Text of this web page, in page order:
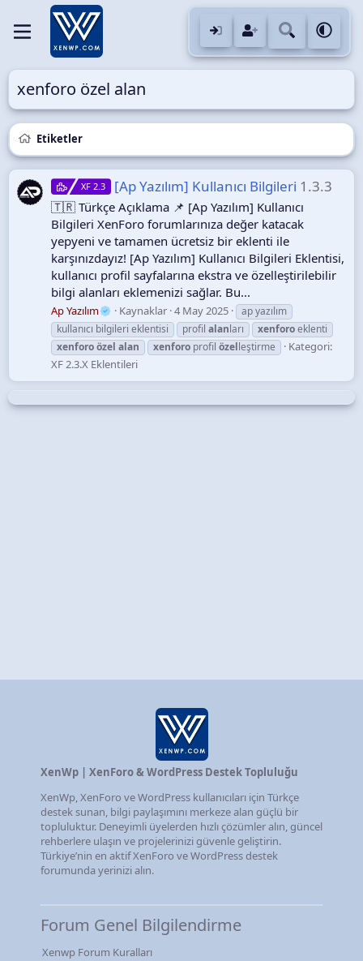
xenforo özel alan
Etiketler
XF 2.3 [Ap Yazılım] Kullanıcı Bilgileri 1.3.3
🇹🇷 Türkçe Açıklama 📌 [Ap Yazılım] Kullanıcı
Bilgileri XenForo forumlarınıza değer katacak
yepyeni ve tamamen ücretsiz bir eklenti ile
karşınızdayız! [Ap Yazılım] Kullanıcı Bilgileri Eklentisi,
kullanıcı profil sayfalarına ekstra ve özelleştirilebilir
bilgi alanları eklemenizi sağlar. Bu...
Ap Yazılım Kaynaklar 4 May 2025
ap yazılım
kullanıcı bilgileri eklentisi
profil alanları xenforoeklenti
xenforoözel alan xenforo profil özelleştirme
Kategori:
XF 2.3.X Eklentileri
XenWp | XenForo & WordPress Destek Topluluğu
XenWp, XenForo ve WordPress kullanıcıları için Türkçe
destek sunan, bilgi paylaşımını merkeze alan güçlü bir
topluluktur. Deneyimli üyelerden hızlı çözümler alın, güncel
rehberlere ulaşın ve projelerinizi güvenle geliştirin.
Türkiye’nin en aktif XenForo ve WordPress destek
forumunda yerinizi alın.
Forum Genel Bilgilendirme
Xenwp Forum Kuralları